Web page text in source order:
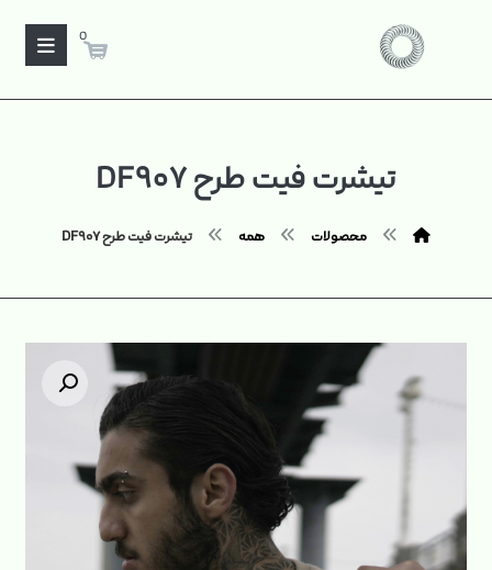
0
تیشرت فیت طرح DF۹۰۷
محصولات همه تیشرت فیت طرح DF۹۰۷
بزرگنمایی تصویر